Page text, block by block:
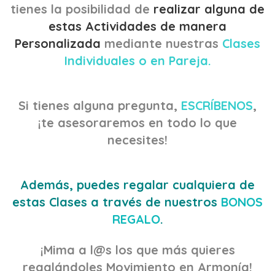
tienes la posibilidad de realizar alguna de
estas Actividades de manera
Personalizada mediante nuestras Clases
Individuales o en Pareja.
Si tienes alguna pregunta, ESCRÍBENOS,
¡te asesoraremos en todo lo que
necesites!
Además, puedes regalar cualquiera de
estas Clases a través de nuestros BONOS
REGALO.
¡Mima a l@s los que más quieres
regalándoles Movimiento en Armonía!